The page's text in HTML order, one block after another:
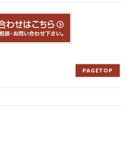
PAGETOP